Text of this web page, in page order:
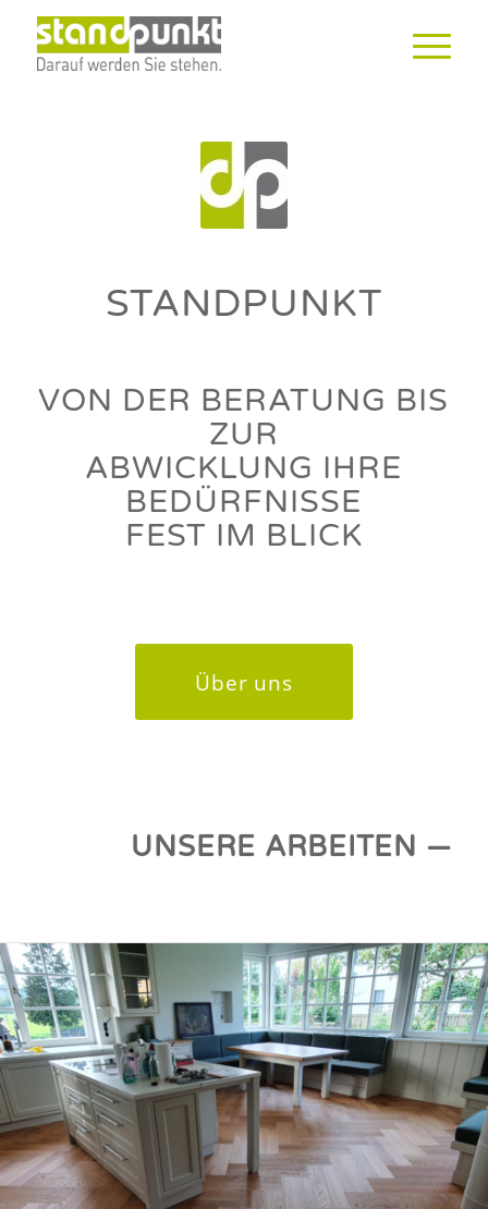
STANDPUNKT
VON DER BERATUNG BIS
ZUR
ABWICKLUNG IHRE
BEDÜRFNISSE
FEST IM BLICK
Über uns
UNSERE ARBEITEN —